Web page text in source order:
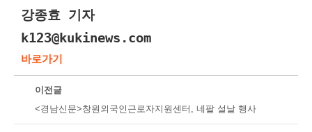
강종효 기자
k123@kukinews.com
바로가기
이전글
<경남신문>창원외국인근로자지원센터, 네팔 설날 행사